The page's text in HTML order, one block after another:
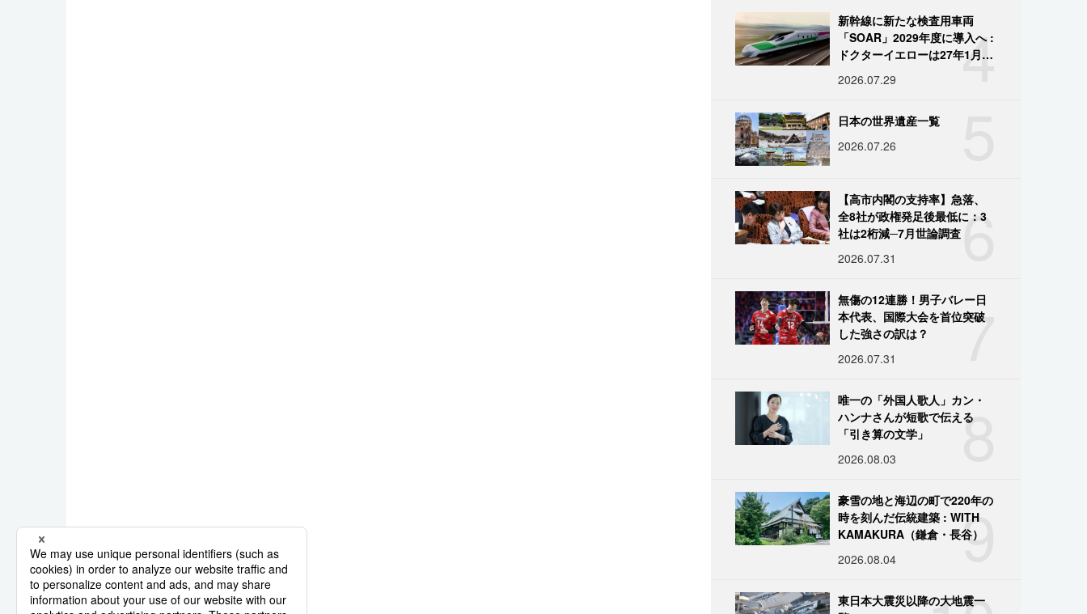
4
新幹線に新たな検査用車両
「SOAR」2029年度に導入へ :
ドクターイエローは27年1月に
2026.07.29
日本の世界遺産一覧
2026.07.26
6
【高市内閣の支持率】急落、
全8社が政権発足後最低に：3
社は2桁減─7月世論調査
2026.07.31
7
無傷の12連勝！男子バレー日
本代表、国際大会を首位突破
した強さの訳は？
2026.07.31
8
唯一の「外国人歌人」カン・
ハンナさんが短歌で伝える
「引き算の文学」
2026.08.03
9
豪雪の地と海辺の町で220年の
時を刻んだ伝統建築 : WITH
KAMAKURA（鎌倉・長谷）
2026.08.04
東日本大震災以降の大地震一